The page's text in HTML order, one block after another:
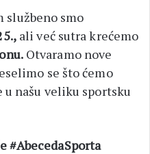
službeno smo
ali već sutra krećemo
Otvaramo nove
se što ćemo
našu veliku sportsku
#AbecedaSporta